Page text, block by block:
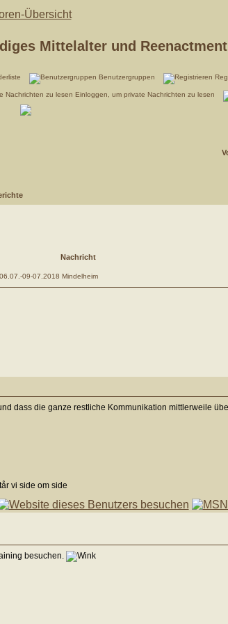
Mittelalter und Reenactment
Benutzergruppen
Einloggen, um private Nachrichten zu lesen
Nachricht
09-07.2018 Mindelheim
dass die ganze restliche Kommunikation mittlerweile
vi side om side
besuchen.